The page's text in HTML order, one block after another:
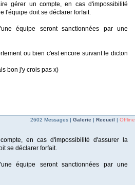
gérer un compte, en cas d'impossibilité
l'équipe doit se déclarer forfait.
équipe seront sanctionnées par une
ou bien c'est encore suivant le dicton
bon j'y crois pas x)
2602 Messages | Galerie | Recueil | Offline
en cas d'impossibilité d'assurer la
se déclarer forfait.
équipe seront sanctionnées par une